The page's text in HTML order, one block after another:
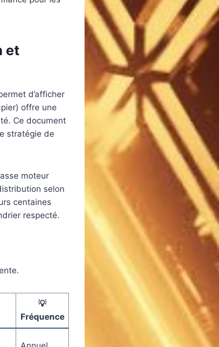
et
d’afficher
offre une
Ce document
stratégie de
moteur
selon
centaines
respecté.
💡
Fréquence